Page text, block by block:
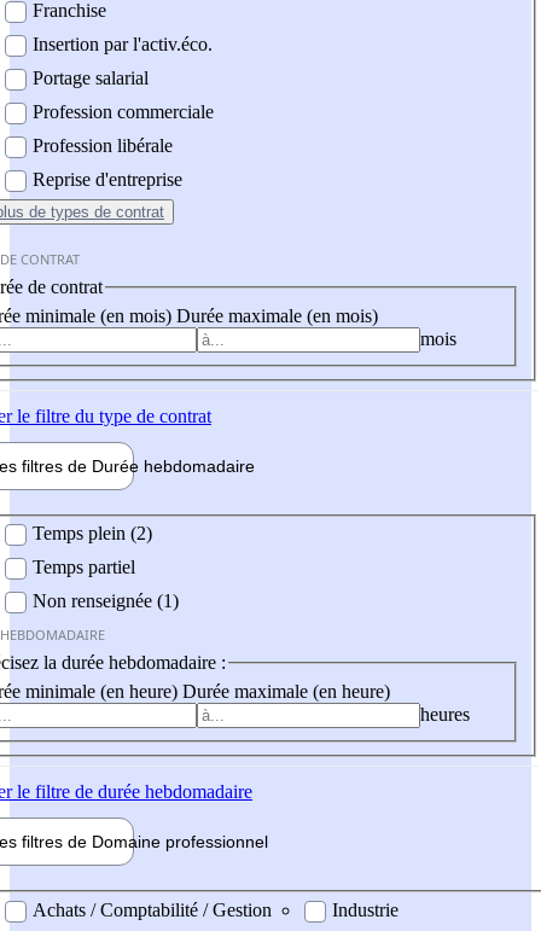
Franchise
Insertion par l'activ.éco.
Portage salarial
Profession commerciale
Profession libérale
Reprise d'entreprise
de types de contrat
CONTRAT
de contrat
minimale (en mois) Durée maximale (en mois)
mois
le filtre du type de contrat
filtres de Durée hebdomadaire
Temps plein (2)
Temps partiel
Non renseignée (1)
la durée hebdomadaire :
minimale (en heure) Durée maximale (en heure)
heures
le filtre de durée hebdomadaire
filtres de Domaine professionnel
professionel
Achats / Comptabilité / Gestion
Industrie